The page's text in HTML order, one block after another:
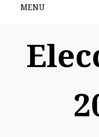
MENU